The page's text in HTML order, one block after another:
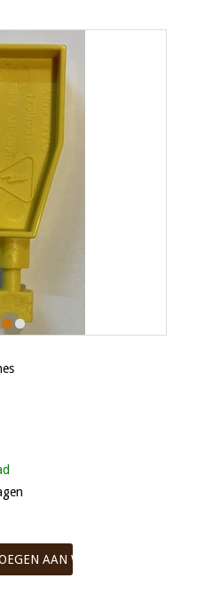
AAN WINKELWAGEN